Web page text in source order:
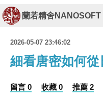
蘭若精舍NANOSOFT
2026-05-07 23:46:02
細看唐密如何
留言 0 收藏 0 推薦 2